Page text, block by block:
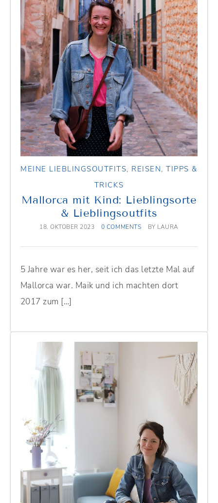
MEINE LIEBLINGSOUTFITS, REISEN,TIPPS &
TRICKS
Mallorca mit Kind: Lieblingsorte
& Lieblingsoutfits
18. OKTOBER 2023 0 COMMENTS BY LAURA
5 Jahre war es her, seit ich das letzte Mal auf
Mallorca war. Maik und ich machten dort
2017 zum […]